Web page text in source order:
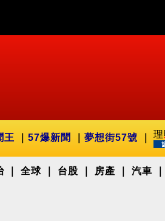
王 57爆新聞 夢想街57號
全球 台股 房產 汽車